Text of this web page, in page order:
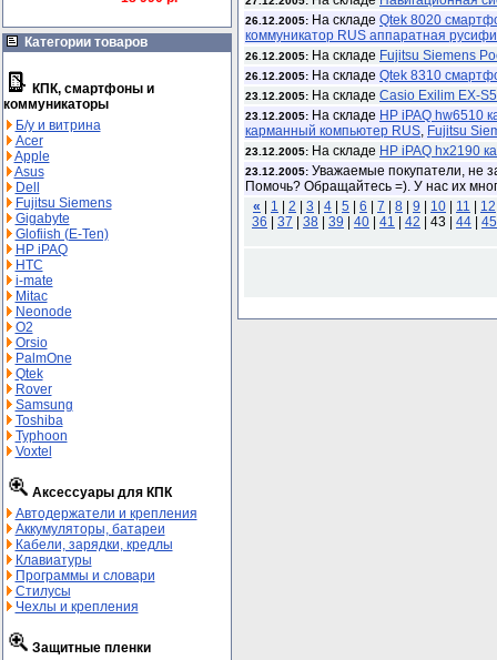
Категории товаров
КПК, смартфоны и
коммуникаторы
Б/у и витрина
Acer
Apple
Asus
Dell
Fujitsu Siemens
Gigabyte
Glofiish (E-Ten)
HP iPAQ
HTC
i-mate
Mitac
Neonode
O2
Orsio
PalmOne
Qtek
Rover
Samsung
Toshiba
Typhoon
Voxtel
Аксессуары для КПК
Автодержатели и крепления
Аккумуляторы, батареи
Кабели, зарядки, кредлы
Клавиатуры
Программы и словари
Стилусы
Чехлы и крепления
Защитные пленки
26.12.2005: На складе Qtek 8020
коммуникатор RUS аппаратная
26.12.2005: На складе Fujitsu Siemens
26.12.2005: На складе Qtek 8310
23.12.2005: На складе Casio Exilim EX-
23.12.2005: На складе HP iPAQ hw6510
карманный компьютер RUS, Fujitsu
23.12.2005: На складе HP iPAQ hx2190
23.12.2005: Уважаемые покупатели, не
Помочь? Обращайтесь =). У нас их
«
1 2 3 4 5 6 7 8 9 10 11 12
36
37 38 39 40 41 42 43 | 44 45